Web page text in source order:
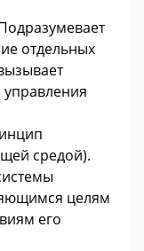
отдельных
средой).
целям
его